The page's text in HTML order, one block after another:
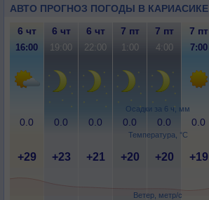
АВТО ПРОГНОЗ ПОГОДЫ В КАРИАСИКЕ
Осадки за 6 ч, мм
Температура, °C
Ветер, метр/с
6 чт 6 чт 6 чт 7 пт 7 пт 7 пт
16:00 19:00 22:00 1:00 4:00 7:00
0.0 0.0 0.0 0.0 0.0 0.0
+29 +23 +21 +20 +20 +19